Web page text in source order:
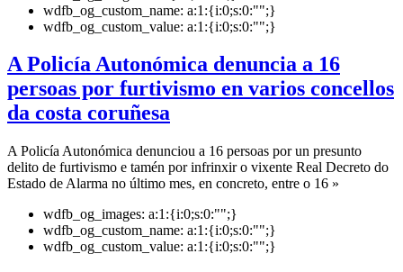
wdfb_og_custom_name: a:1:{i:0;s:0:"";}
wdfb_og_custom_value: a:1:{i:0;s:0:"";}
A Policía Autonómica denuncia a 16
persoas por furtivismo en varios concellos
da costa coruñesa
A Policía Autonómica denunciou a 16 persoas por un presunto
delito de furtivismo e tamén por infrinxir o vixente Real Decreto do
Estado de Alarma no último mes, en concreto, entre o 16 »
wdfb_og_images: a:1:{i:0;s:0:"";}
wdfb_og_custom_name: a:1:{i:0;s:0:"";}
wdfb_og_custom_value: a:1:{i:0;s:0:"";}